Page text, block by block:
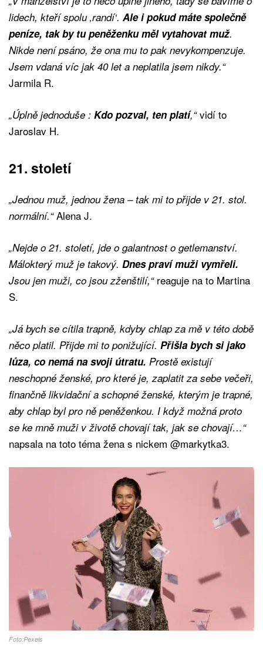
lidech, kteří spolu ‚randí‘. Ale i pokud máte společně
peníze, tak by tu peněženku měl vytahovat muž.
Nikde není psáno, že ona mu to pak nevykompenzuje.
Jsem vdaná víc jak 40 let a neplatila jsem nikdy.“
Jarmila R.
„Úplně jednoduše : Kdo pozval, ten platí,“vidí to
Jaroslav H.
21. století
„Jednou muž, jednou žena – tak mi to přijde v 21. stol.
normální.“Alena J.
„Nejde o 21. století, jde o galantnost o getlemanství.
Málokterý muž je takový. Dnes praví muži vymřeli.
Jsou jen muži, co jsou zženštilí,“reaguje na to Martina
S.
„Já bych se cítila trapně, kdyby chlap za mě v této době
něco platil. Přijde mi to ponižující. Přišla bych si jako
lůza, co nemá na svoji útratu. Prostě existují
neschopné ženské, pro které je, zaplatit za sebe večeři,
finančně likvidační a schopné ženské, kterým je trapné,
aby chlap byl pro ně peněženkou. I když možná proto
se ke mně muži v životě chovají tak, jak se chovají…“
napsala na toto téma žena s nickem @markytka3.
Foto:Pexels